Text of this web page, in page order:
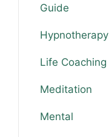
Guide
Hypnotherapy
Life Coaching
Meditation
Mental